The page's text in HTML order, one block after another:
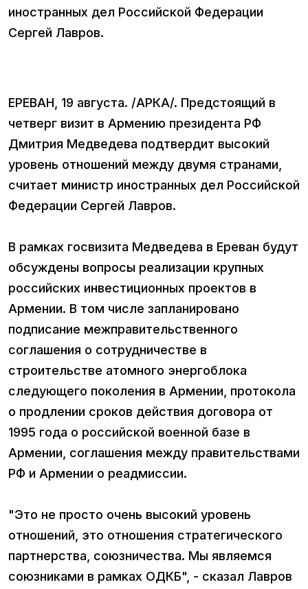
иностранных дел Российской Федерации
Сергей Лавров.
ЕРЕВАН, 19 августа. /АРКА/. Предстоящий в
четверг визит в Армению президента РФ
Дмитрия Медведева подтвердит высокий
уровень отношений между двумя странами,
считает министр иностранных дел Российской
Федерации Сергей Лавров.
В рамках госвизита Медведева в Ереван будут
обсуждены вопросы реализации крупных
российских инвестиционных проектов в
Армении. В том числе запланировано
подписание межправительственного
соглашения о сотрудничестве в
строительстве атомного энергоблока
следующего поколения в Армении, протокола
о продлении сроков действия договора от
1995 года о российской военной базе в
Армении, соглашения между правительствами
РФ и Армении о реадмиссии.
"Это не просто очень высокий уровень
отношений, это отношения стратегического
партнерства, союзничества. Мы являемся
союзниками в рамках ОДКБ", - сказал Лавров